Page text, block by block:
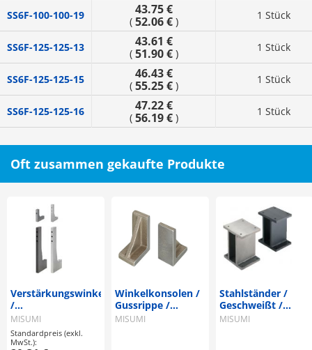
SS6F-100-100-19 43.75 €
( 52.06 €) 1 Stück
SS6F-125-125-13 43.61 €
( 51.90 €) 1 Stück
SS6F-125-125-15 46.43 €
( 55.25 €) 1 Stück
SS6F-125-125-16 47.22 €
( 56.19 €) 1 Stück
Oft zusammen gekaufte Produkte
Verstärkungswinkel
/
Durchgangsbohrungen
/ Rechtwinkligkeit
0.05 / 100mm
MISUMI
Standardpreis (exkl.
MwSt.):
Winkelkonsolen /
Gussrippe /
unbearbeitet,
MISUMI
Stahlständer /
Geschweißt /
MISUMI